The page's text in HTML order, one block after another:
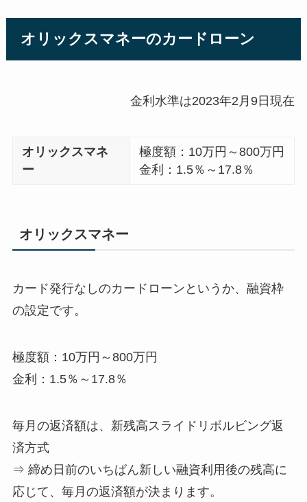
オリックスマネーのカードローン
金利水準は2023年2月9日現在
オリックスマネ
ー
極度額：10万円～800万円
金利：1.5％～17.8％
オリックスマネー
カード発行なしのカードローンというか、融資枠
の設定です。
極度額：10万円～800万円
金利：1.5％～17.8％
毎月の返済額は、新残高スライドリボルビング返
済方式
⇒ 締め日前のいちばん新しい融資利用後の残高に
応じて、毎月の返済額が決まります。